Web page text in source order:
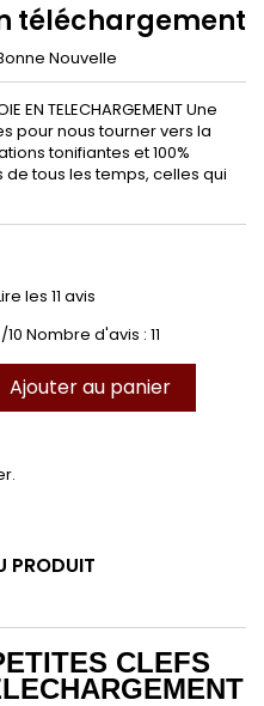
téléchargement
Nouvelle
EN TELECHARGEMENT Une
pour nous tourner vers la
tonifiantes et 100%
de tous les temps, celles qui
les 11 avis
/10 Nombre d'avis : 11
Ajouter au panier
PRODUIT
CLEFS